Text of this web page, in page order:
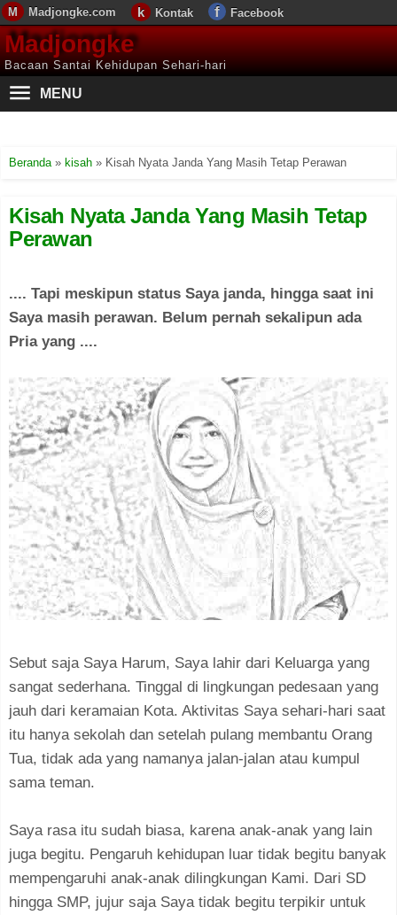
Madjongke.com Kontak Facebook
Madjongke
Bacaan Santai Kehidupan Sehari-hari
MENU
Beranda» kisah » Kisah Nyata Janda Yang Masih Tetap Perawan
Kisah Nyata Janda Yang Masih Tetap
Perawan
.... Tapi meskipun status Saya janda, hingga saat ini
Saya masih perawan. Belum pernah sekalipun ada
Pria yang ....
Sebut saja Saya Harum, Saya lahir dari Keluarga yang
sangat sederhana. Tinggal di lingkungan pedesaan yang
jauh dari keramaian Kota. Aktivitas Saya sehari-hari saat
itu hanya sekolah dan setelah pulang membantu Orang
Tua, tidak ada yang namanya jalan-jalan atau kumpul
sama teman.
Saya rasa itu sudah biasa, karena anak-anak yang lain
juga begitu. Pengaruh kehidupan luar tidak begitu banyak
mempengaruhi anak-anak dilingkungan Kami. Dari SD
hingga SMP, jujur saja Saya tidak begitu terpikir untuk